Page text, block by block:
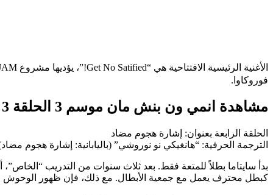
فوروكاوا.
مشاهدة انمي ون بنش مان موسم 3 الحلقة 3
الحلقة الرابعة بعنوان: إشارة هجوم مضاد
الترجمة الحرفية: “هانغيكي نو نوروشي” (باليابانية: إشارة هجوم
بدأ سايتاما بطلاً للمتعة فقط. بعد ثلاث سنوات من التدريب
كبطل محترف يعمل مع جمعية الأبطال. مع ذلك، فإن ظهور الوحوش